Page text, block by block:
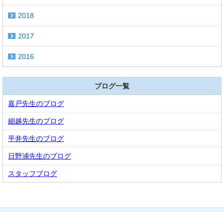
2018
2017
2016
ブログ一覧
嘉戸先生のブログ
細越先生のブログ
平井先生のブログ
日野浦先生のブログ
スタッフブログ